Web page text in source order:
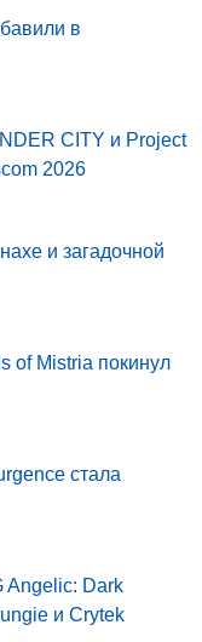
в
CITY и Project
2026
и загадочной
of Mistria покинул
стала
Angelic: Dark
и Crytek